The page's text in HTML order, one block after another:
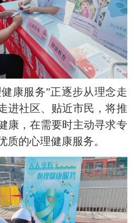
康服务”正逐步从理念走
进社区、贴近市民，将推
康，在需要时主动寻求专
质的心理健康服务。